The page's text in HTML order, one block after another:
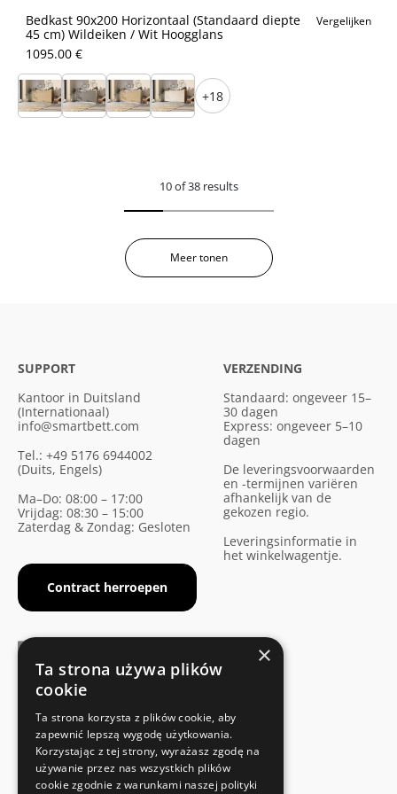
Bedkast 90x200 Horizontaal (Standaard diepte
45 cm) Wildeiken / Wit Hoogglans
Vergelijken
1095.00 €
+18
10 of 38 results
Meer tonen
SUPPORT
Kantoor in Duitsland
(Internationaal)
info@smartbett.com
Tel.: +49 5176 6944002
(Duits, Engels)
Ma–Do: 08:00 – 17:00
Vrijdag: 08:30 – 15:00
Zaterdag & Zondag: Gesloten
Contract herroepen
VERZENDING
Standaard: ongeveer 15–
30 dagen
Express: ongeveer 5–10
dagen
De leveringsvoorwaarden
en -termijnen variëren
afhankelijk van de
gekozen regio.
Leveringsinformatie in
het winkelwagentje.
Voldoet aan de veiligheidsnormen
SNELLE EN EENVOUDIGE RETOUR
×
Ta strona używa plików
cookie
Ta strona korzysta z plików cookie, aby
zapewnić lepszą wygodę użytkowania.
Korzystając z tej strony, wyrażasz zgodę na
używanie przez nas wszystkich plików
cookie zgodnie z warunkami naszej polityki